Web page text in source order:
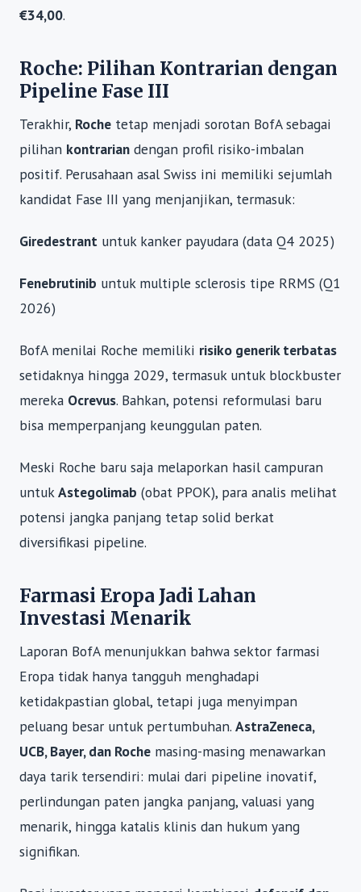
€34,00.
Roche: Pilihan Kontrarian dengan
Pipeline Fase III
Terakhir, Roche tetap menjadi sorotan BofA sebagai
pilihan kontrarian dengan profil risiko-imbalan
positif. Perusahaan asal Swiss ini memiliki sejumlah
kandidat Fase III yang menjanjikan, termasuk:
Giredestrant untuk kanker payudara (data Q4 2025)
Fenebrutinib untuk multiple sclerosis tipe RRMS (Q1
2026)
BofA menilai Roche memiliki risiko generik terbatas
setidaknya hingga 2029, termasuk untuk blockbuster
mereka Ocrevus. Bahkan, potensi reformulasi baru
bisa memperpanjang keunggulan paten.
Meski Roche baru saja melaporkan hasil campuran
untukAstegolimab (obat PPOK), para analis melihat
potensi jangka panjang tetap solid berkat
diversifikasi pipeline.
Farmasi Eropa Jadi Lahan
Investasi Menarik
Laporan BofA menunjukkan bahwa sektor farmasi
Eropa tidak hanya tangguh menghadapi
ketidakpastian global, tetapi juga menyimpan
peluang besar untuk pertumbuhan. AstraZeneca,
UCB, Bayer, dan Roche masing-masing menawarkan
daya tarik tersendiri: mulai dari pipeline inovatif,
perlindungan paten jangka panjang, valuasi yang
menarik, hingga katalis klinis dan hukum yang
signifikan.